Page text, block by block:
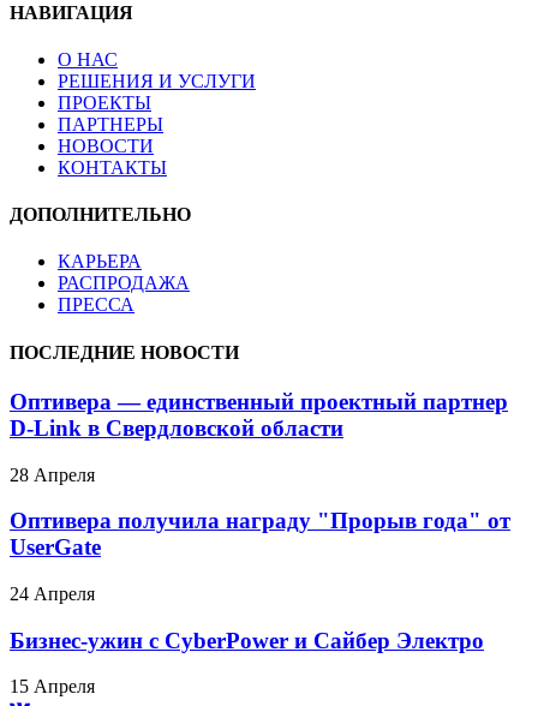
НАВИГАЦИЯ
О НАС
РЕШЕНИЯ И УСЛУГИ
ПРОЕКТЫ
ПАРТНЕРЫ
НОВОСТИ
КОНТАКТЫ
ДОПОЛНИТЕЛЬНО
КАРЬЕРА
РАСПРОДАЖА
ПРЕССА
ПОСЛЕДНИЕ НОВОСТИ
Оптивера — единственный проектный партнер
D-Link в Свердловской области
28 Апреля
Оптивера получила награду "Прорыв года" от
UserGate
24 Апреля
Бизнес-ужин с CyberPower и Сайбер Электро
15 Апреля